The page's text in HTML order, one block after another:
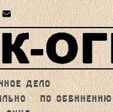
ДЕЛО
ПО ОБВИНЕНИЮ